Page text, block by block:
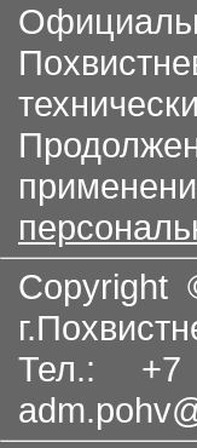
Copyright
Тел.: